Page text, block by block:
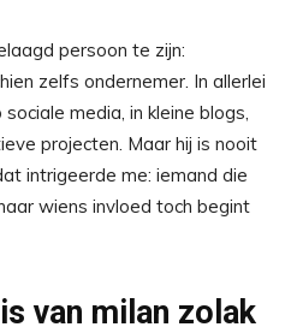
persoon te zijn:
zelfs ondernemer. In allerlei
media, in kleine blogs,
projecten. Maar hij is nooit
intrigeerde me: iemand die
wiens invloed toch begint
van milan zolak